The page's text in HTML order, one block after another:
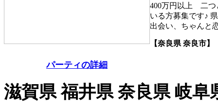
400万円以上 二つ
いる方募集です♪
出会い、ちゃんと
【奈良県 奈良市】
パーティの詳細
滋賀県 福井県 奈良県 岐